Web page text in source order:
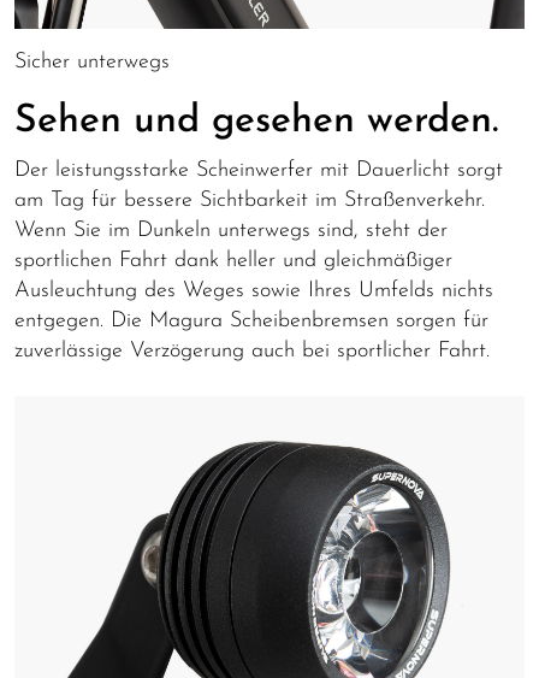
Sicher unterwegs
Sehen und gesehen werden.
Der leistungsstarke Scheinwerfer mit Dauerlicht sorgt
am Tag für bessere Sichtbarkeit im Straßenverkehr.
Wenn Sie im Dunkeln unterwegs sind, steht der
sportlichen Fahrt dank heller und gleichmäßiger
Ausleuchtung des Weges sowie Ihres Umfelds nichts
entgegen. Die Magura Scheibenbremsen sorgen für
zuverlässige Verzögerung auch bei sportlicher Fahrt.